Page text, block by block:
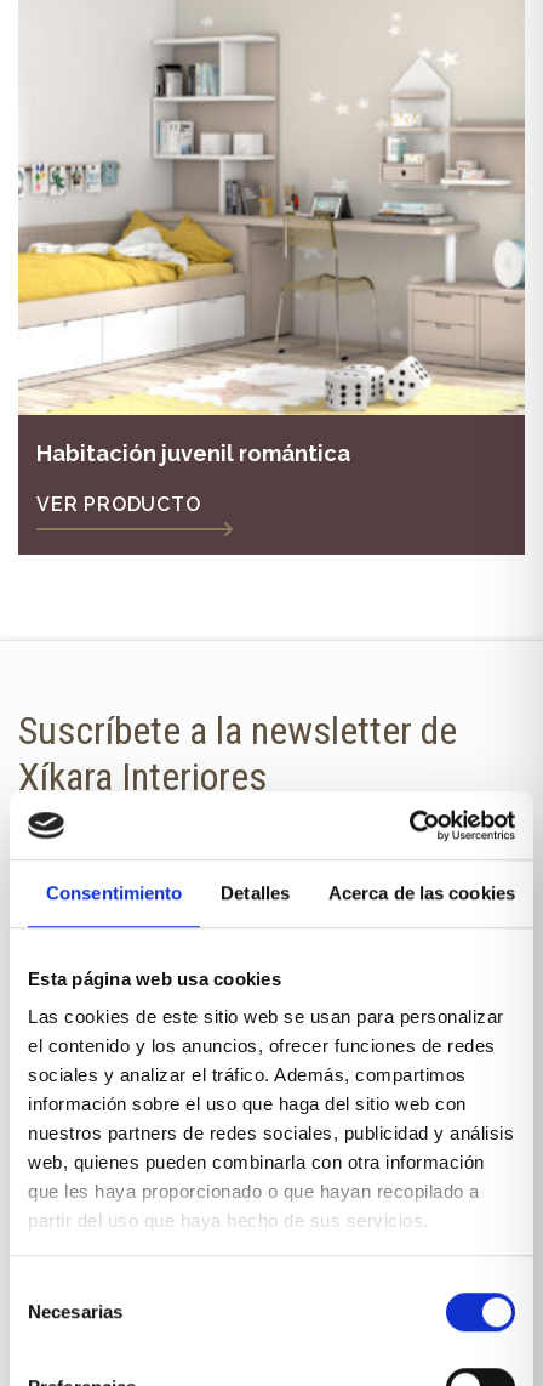
Consentimiento Detalles Acerca de las cookies
Esta página web usa cookies
Las cookies de este sitio web se usan para personalizar
el contenido y los anuncios, ofrecer funciones de redes
sociales y analizar el tráfico. Además, compartimos
información sobre el uso que haga del sitio web con
nuestros partners de redes sociales, publicidad y análisis
web, quienes pueden combinarla con otra información
que les haya proporcionado o que hayan recopilado a
partir del uso que haya hecho de sus servicios.
Necesarias
Habitación juvenil romántica
VER PRODUCTO
Suscríbete a la newsletter de
Xíkara Interiores
¿Quieres estar al día de todas las
novedades?
No te pierdas nuestra newsletter en
NOMBRE
E-MAIL
política de privacidad